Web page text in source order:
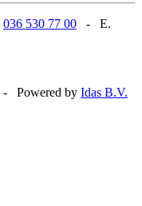
036 530 77 00 - E.
- Powered by Idas B.V.